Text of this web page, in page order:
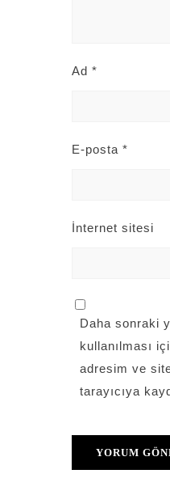
Ad *
E-posta *
İnternet sitesi
Daha sonraki
kullanılması
adresim ve
tarayıcıya